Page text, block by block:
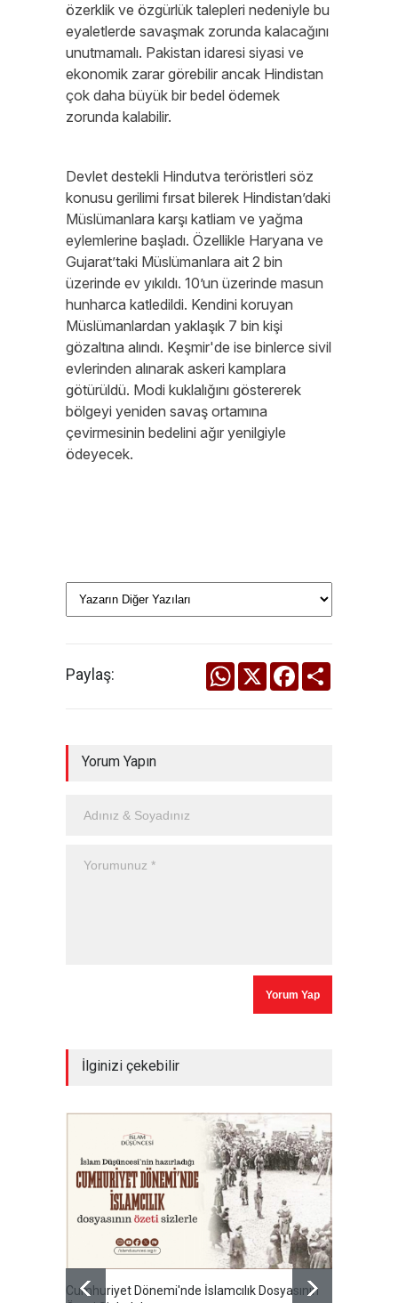
özerklik ve özgürlük talepleri nedeniyle bu
eyaletlerde savaşmak zorunda kalacağını
unutmamalı. Pakistan idaresi siyasi ve
ekonomik zarar görebilir ancak Hindistan
çok daha büyük bir bedel ödemek
zorunda kalabilir.
Devlet destekli Hindutva teröristleri söz
konusu gerilimi fırsat bilerek Hindistan’daki
Müslümanlara karşı katliam ve yağma
eylemlerine başladı. Özellikle Haryana ve
Gujarat’taki Müslümanlara ait 2 bin
üzerinde ev yıkıldı. 10’un üzerinde masun
hunharca katledildi. Kendini koruyan
Müslümanlardan yaklaşık 7 bin kişi
gözaltına alındı. Keşmir'de ise binlerce sivil
evlerinden alınarak askeri kamplara
götürüldü. Modi kuklalığını göstererek
bölgeyi yeniden savaş ortamına
çevirmesinin bedelini ağır yenilgiyle
ödeyecek.
Paylaş: WhatsApp
X Facebook
Yorum Yapın
İlginizi çekebilir
Cumhuriyet Dönemi'nde İslamcılık Dosyasının